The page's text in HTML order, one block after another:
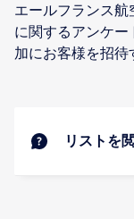
エールフランス
に関するアンケ
加にお客様を招待
リストを